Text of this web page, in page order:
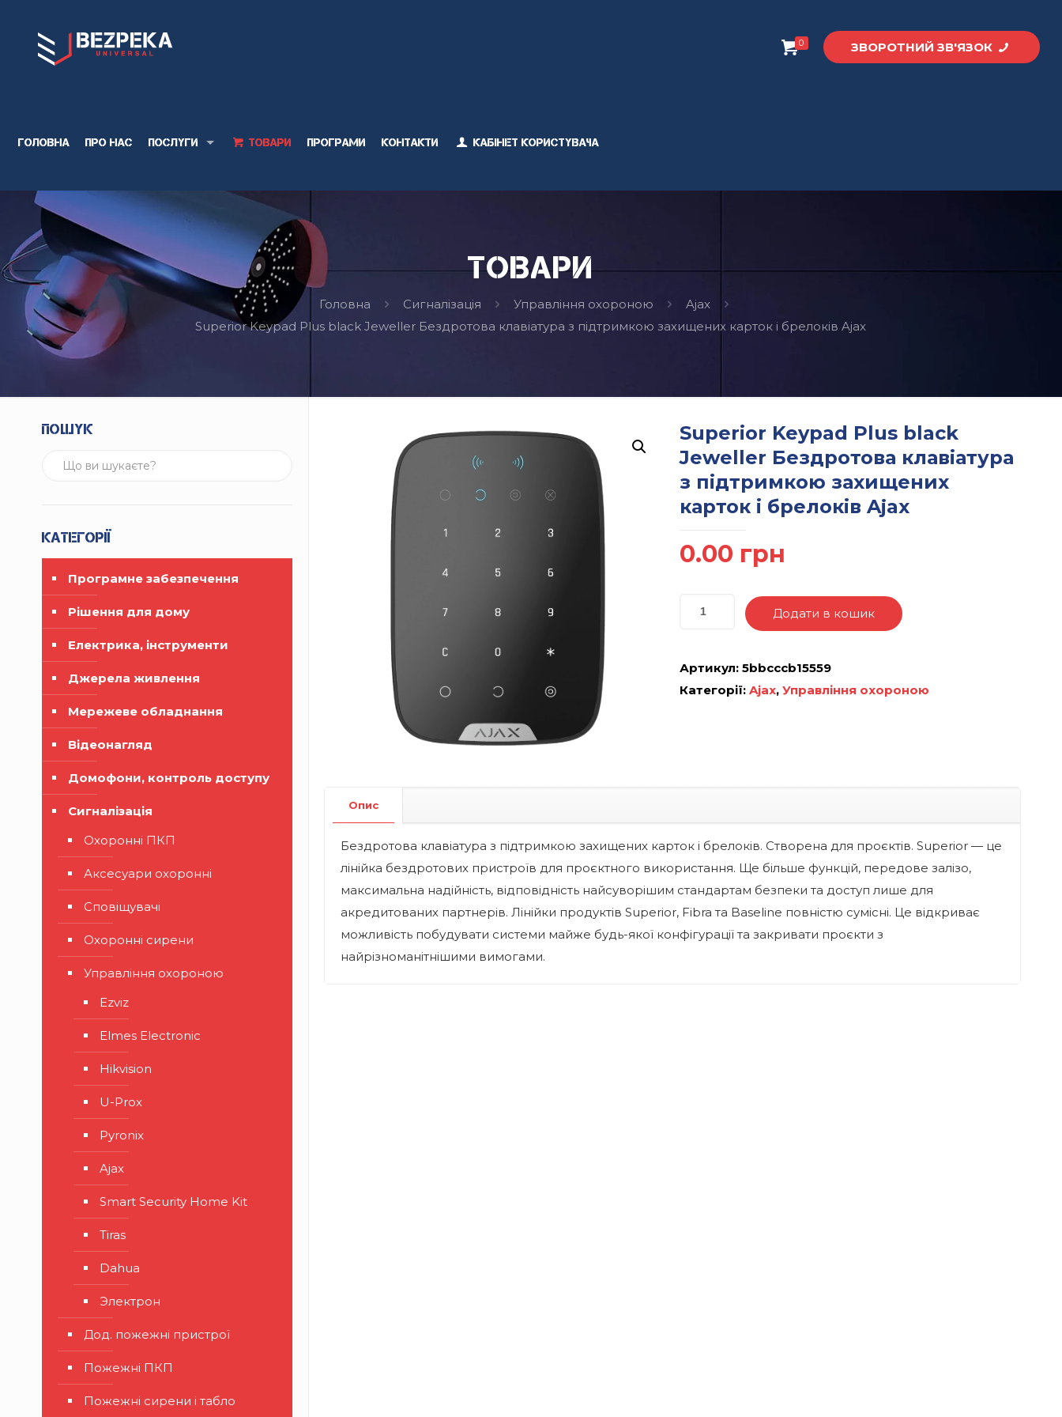
Головна Про нас Послуги Товари Програми Контакти Кабінет користувача
0 ЗВОРОТНИЙ ЗВ'ЯЗОК
Товари
Головна Сигналізація Управління охороною
Ajax
Superior Keypad Plus black Jeweller Бездротова клавіатура з підтримкою захищених карток і брелоків Ajax
Superior Keypad Plus black
Jeweller Бездротова клавіатура
з підтримкою захищених
карток і брелоків Ajax
0.00 грн
Додати в кошик
Артикул: 5bbcccb15559
Категорії: Ajax, Управління охороною
Опис
Бездротова клавіатура з підтримкою захищених карток і брелоків. Створена для проєктів. Superior — це
лінійка бездротових пристроїв для проєктного використання. Ще більше функцій, передове залізо,
максимальна надійність, відповідність найсуворішим стандартам безпеки та доступ лише для
акредитованих партнерів. Лінійки продуктів Superior, Fibra та Baseline повністю сумісні. Це відкриває
можливість побудувати системи майже будь-якої конфігурації та закривати проєкти з
найрізноманітнішими вимогами.
Пошук
Категорії
Програмне забезпечення
Рішення для дому
Електрика, інструменти
Джерела живлення
Мережеве обладнання
Відеонагляд
Домофони, контроль доступу
Сигналізація
Охоронні ПКП
Аксесуари охоронні
Сповіщувачі
Охоронні сирени
Управління охороною
Ezviz
Elmes Electronic
Hikvision
U-Prox
Pyronix
Ajax
Smart Security Home Kit
Tiras
Dahua
Электрон
Дод. пожежні пристрої
Пожежні ПКП
Пожежні сирени і табло